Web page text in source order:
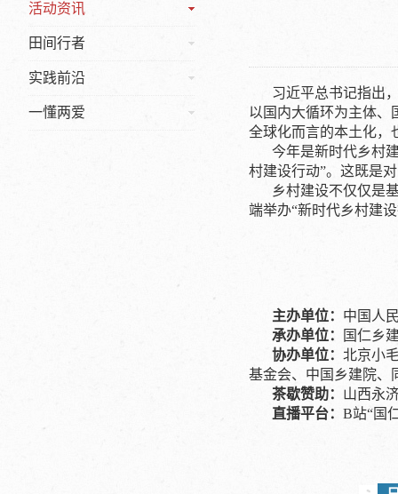
活动资讯
田间行者
实践前沿
一懂两爱
习近平总书记指出
以国内大循环为主体、
全球化而言的本土化，
今年是新时代乡村
村建设行动”。这既是
乡村建设不仅仅是
端举办“新时代乡村建
主办单位： 中国人
承办单位：
国仁乡
协办单位： 北京小
基金会、中国乡建院、
茶歇赞助： 山西永
直播平台： B站“国